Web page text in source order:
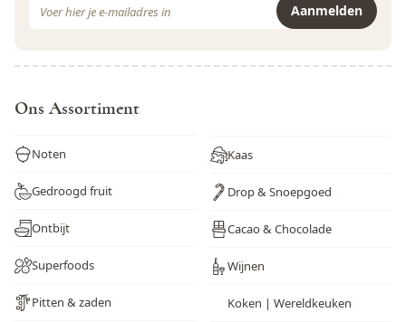
Aanmelden
Ons Assortiment
Noten
Gedroogd fruit
Ontbijt
Superfoods
Pitten & zaden
Kaas
Drop & Snoepgoed
Cacao & Chocolade
Wijnen
Koken | Wereldkeuken